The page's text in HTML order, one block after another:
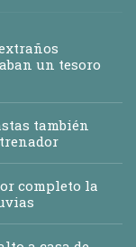
un tesoro
también
completo la